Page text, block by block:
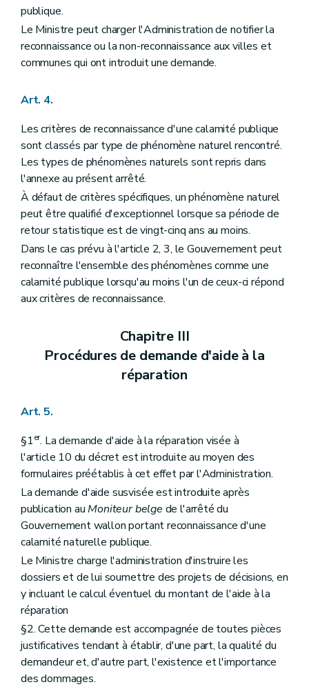
publique.
Le Ministre peut charger l'Administration de notifier la
reconnaissance ou la non-reconnaissance aux villes et
communes qui ont introduit une demande.
Art. 4.
Les critères de reconnaissance d'une calamité publique
sont classés par type de phénomène naturel rencontré.
Les types de phénomènes naturels sont repris dans
l'annexe au présent arrêté.
À défaut de critères spécifiques, un phénomène naturel
peut être qualifié d'exceptionnel lorsque sa période de
retour statistique est de vingt-cinq ans au moins.
Dans le cas prévu à l'article 2, 3, le Gouvernement peut
reconnaître l'ensemble des phénomènes comme une
calamité publique lorsqu'au moins l'un de ceux-ci répond
aux critères de reconnaissance.
Chapitre III
Procédures de demande d'aide à la
réparation
Art. 5.
§1er. La demande d'aide à la réparation visée à
l'article 10 du décret est introduite au moyen des
formulaires préétablis à cet effet par l'Administration.
La demande d'aide susvisée est introduite après
publication auMoniteur belge de l'arrêté du
Gouvernement wallon portant reconnaissance d'une
calamité naturelle publique.
Le Ministre charge l'administration d'instruire les
dossiers et de lui soumettre des projets de décisions, en
y incluant le calcul éventuel du montant de l'aide à la
réparation
§2. Cette demande est accompagnée de toutes pièces
justificatives tendant à établir, d'une part, la qualité du
demandeur et, d'autre part, l'existence et l'importance
des dommages.